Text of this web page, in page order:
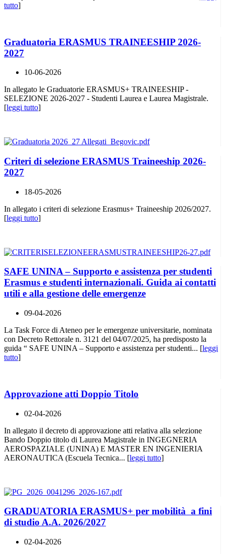
tutto]
Graduatoria ERASMUS TRAINEESHIP 2026-
2027
10-06-2026
In allegato le Graduatorie ERASMUS+ TRAINEESHIP -
SELEZIONE 2026-2027 - Studenti Laurea e Laurea Magistrale.
[leggi tutto]
Criteri di selezione ERASMUS Traineeship 2026-
2027
18-05-2026
In allegato i criteri di selezione Erasmus+ Traineeship 2026/2027.
[leggi tutto]
SAFE UNINA – Supporto e assistenza per studenti
Erasmus e studenti internazionali. Guida ai contatti
utili e alla gestione delle emergenze
09-04-2026
La Task Force di Ateneo per le emergenze universitarie, nominata
con Decreto Rettorale n. 3121 del 04/07/2025, ha predisposto la
guida “ SAFE UNINA – Supporto e assistenza per studenti... [leggi
tutto]
Approvazione atti Doppio Titolo
02-04-2026
In allegato il decreto di approvazione atti relativa alla selezione
Bando Doppio titolo di Laurea Magistrale in INGEGNERIA
AEROSPAZIALE (UNINA) E MASTER EN INGENIERIA
AERONAUTICA (Escuela Tecnica... [leggi tutto]
GRADUATORIA ERASMUS+ per mobilità a fini
di studio A.A. 2026/2027
02-04-2026